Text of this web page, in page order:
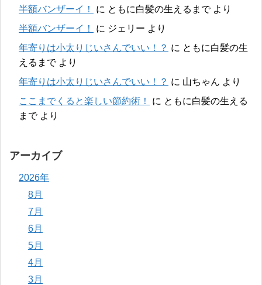
半額バンザーイ！ に ともに白髪の生えるまでより
半額バンザーイ！
に ジェリー より
年寄りは小太りじいさんでいい！？ に ともに白髪の生
えるまでより
年寄りは小太りじいさんでいい！？ に 山ちゃん より
ここまでくると楽しい節約術！
に ともに白髪の生える
までより
アーカイブ
2026年
8月
7月
6月
5月
4月
3月